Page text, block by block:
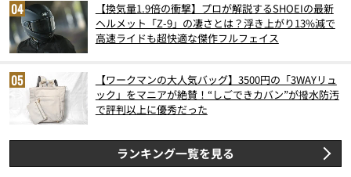
【換気量1.9倍の衝撃】プロが解説するSHOEIの最新
ヘルメット「Z-9」の凄さとは？浮き上がり13%減で
高速ライドも超快適な傑作フルフェイス
【ワークマンの大人気バッグ】3500円の「3WAYリュ
ック」をマニアが絶賛！“しごできカバン”が撥水防汚
で評判以上に優秀だった
ランキング一覧を見る